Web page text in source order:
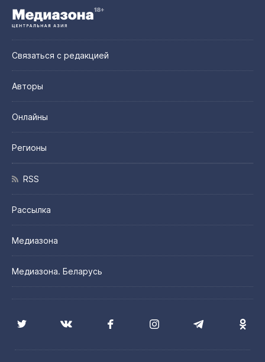
Связаться с редакцией
Авторы
Онлайны
Регионы
RSS
Рассылка
Медиазона
Медиазона. Беларусь